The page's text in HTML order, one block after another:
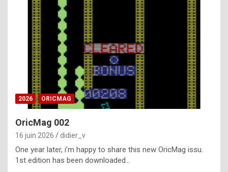
y
d
i
ff
i
l
t
2026 ORICMAG
OricMag 002
16 juin 2026 didier_v
One year later, i’m happy to share this new OricMag issu.
1st edition has been downloaded…